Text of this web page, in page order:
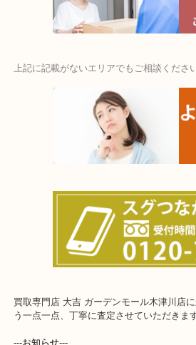
・宅配買取ページ
遅い時間しか家にいない方・商品点数
上記に記載がないエリアでもご相談くだ